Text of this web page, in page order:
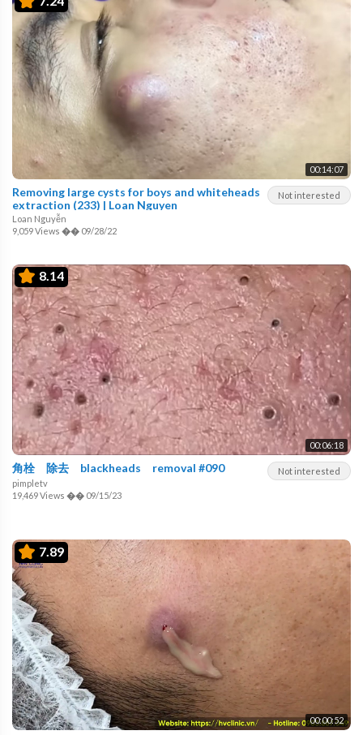
00:14:07
Not interested
Removing large cysts for boys and whiteheads
extraction (233) | Loan Nguyen
Loan Nguyễn
9,059 Views �� 09/28/22
8.14
00:06:18
Not interested
角栓 除去 blackheads removal #090
pimpletv
19,469 Views �� 09/15/23
7.89
00:00:52